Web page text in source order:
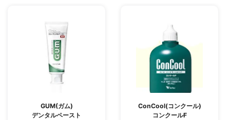
GUM(ガム)
デンタルペースト
ConCool(コンクール)
コンクールF